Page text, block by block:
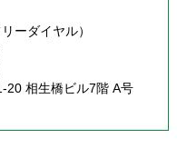
ーダイヤル）
20 相生橋ビル7階 A号